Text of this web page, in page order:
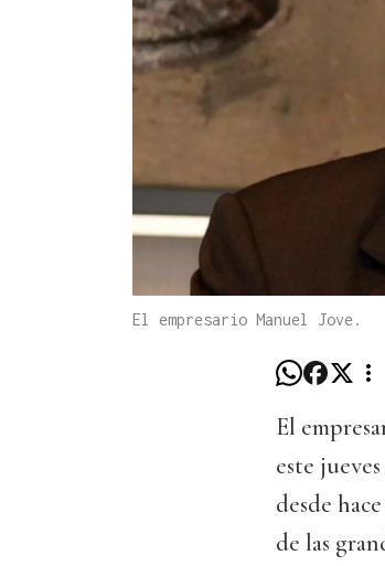
El empresario Manuel Jove.
El
este
desde
de las